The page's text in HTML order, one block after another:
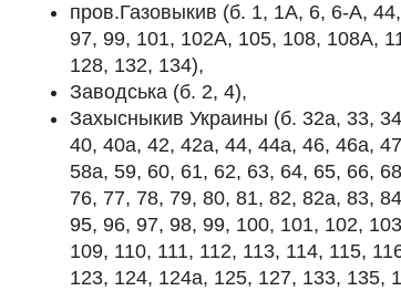
пров.Газовыкив (б. 1, 1А, 6, 6-А,
97, 99, 101, 102А, 105, 108, 108А,
128, 132, 134),
Заводська (б. 2, 4),
Захысныкив Украины (б. 32а, 33,
40, 40а, 42, 42а, 44, 44а, 46, 46а,
58а, 59, 60, 61, 62, 63, 64, 65, 66,
76, 77, 78, 79, 80, 81, 82, 82а, 83,
95, 96, 97, 98, 99, 100, 101, 102,
109, 110, 111, 112, 113, 114, 115,
123, 124, 124а, 125, 127, 133, 135,